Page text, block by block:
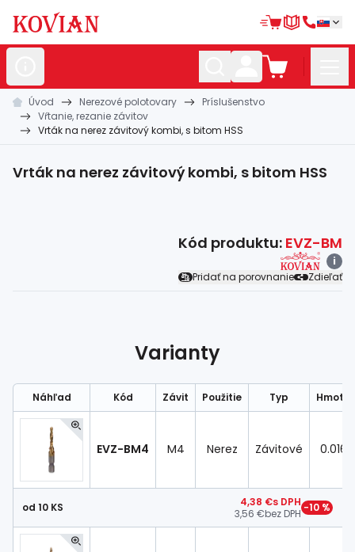
Nerezovépolotovary
Hliníkovépolotovary
Kované polotovary
Zľava
Úvod Nerezové polotovary
Príslušenstvo
Vŕtanie, rezanie závitov
Vrták na nerez závitový kombi, s bitom HSS
Vrták na nerez závitový kombi, s bitom HSS
Kód produktu: EVZ-BM
i
Pridať na porovnanie
Zdieľať
Varianty
Náhľad Kód Závit Použitie Typ
EVZ-BM4 M4 Nerez Závitové 0.016
od 10 KS 4,38 €s DPH
3,56 €bez DPH −10 %